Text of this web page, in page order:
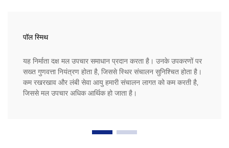
पॉल स्मिथ
यह निर्माता दक्ष मल उपचार समाधान प्रदान करता है। उनके उपकरणों पर
सख्त गुणवत्ता नियंत्रण होता है, जिससे स्थिर संचालन सुनिश्चित होता है।
कम रखरखाव और लंबी सेवा आयु हमारी संचालन लागत को कम करती है,
जिससे मल उपचार अधिक आर्थिक हो जाता है।